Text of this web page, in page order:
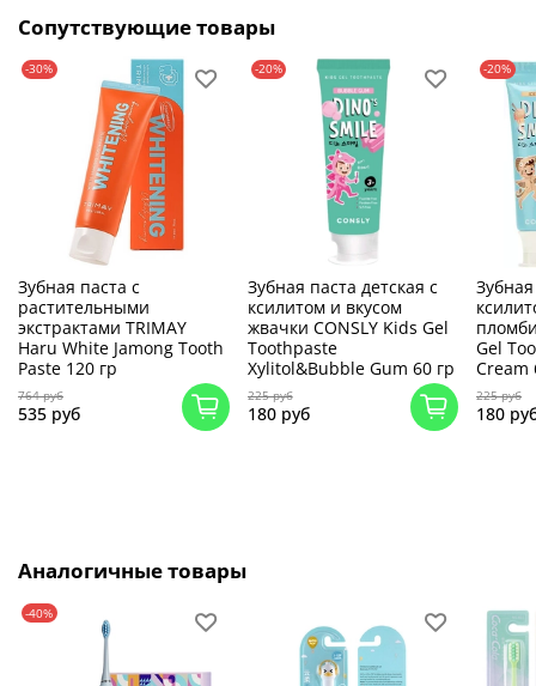
Сопутствующие товары
-30%
Зубная паста с
растительными
экстрактами TRIMAY
Haru White Jamong Tooth
Paste 120 гр
764 руб
535 руб
-20%
Зубная паста детская c
ксилитом и вкусом
жвачки CONSLY Kids Gel
Toothpaste
Xylitol&Bubble Gum 60 гр
225 руб
180 руб
-20%
Gel
Cream
225 руб
180
Аналогичные товары
-40%